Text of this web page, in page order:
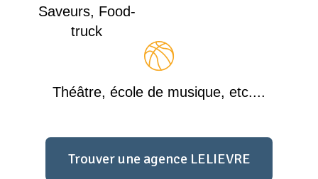
Saveurs, Food-
truck
Théâtre, école de musique, etc....
Trouver une agence LELIEVRE